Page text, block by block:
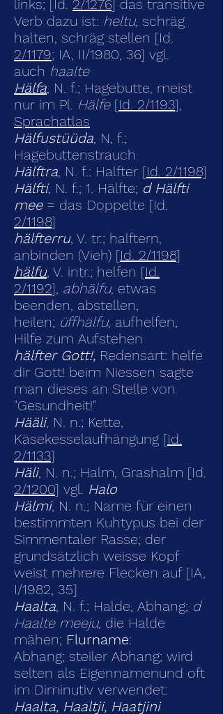
links; [Id. 2/1276 ] das transitive
Verb dazu ist: heltu, schräg
halten, schräg stellen [Id.
2/1179; IA, II/1980, 36] vgl.
auch haalte
Hälfa, N. f.; Hagebutte, meist
nur im Pl. Hälfe [Id. 2/1193],
Sprachatlas
Hälfustüüda, N, f.;
Hagebuttenstrauch
Hälftra, N. f.: Halfter [Id. 2/1198]
Hälfti, N. f.; 1. Hälfte; d Hälfti
mee= das Doppelte [Id.
2/1198]
hälfterru, V. tr.; halftern,
anbinden (Vieh) [Id. 2/1198]
hälfu, V. intr.; helfen [Id.
2/1192], abhälfu, etwas
beenden, abstellen,
heilen; üffhälfu, aufhelfen,
Hilfe zum Aufstehen
hälfter Gott!, Redensart: helfe
dir Gott! beim Niessen sagte
man dieses an Stelle von
"Gesundheit!"
Hääli, N. n.; Kette,
Käsekesselaufhängung [Id.
2/1133]
Häli, N. n.; Halm, Grashalm [Id.
2/1200] vgl. Halo
Hälmi, N. n.; Name für einen
bestimmten Kuhtypus bei der
Simmentaler Rasse; der
grundsätzlich weisse Kopf
weist mehrere Flecken auf [IA,
I/1982, 35]
Haalta, N. f.; Halde, Abhang; d
Haalte meeju, die Halde
mähen; Flurname:
Abhang; steiler Abhang; wird
selten als Eigennamenund oft
im Diminutiv verwen­det:
Haalta, Haaltji, Haatjini